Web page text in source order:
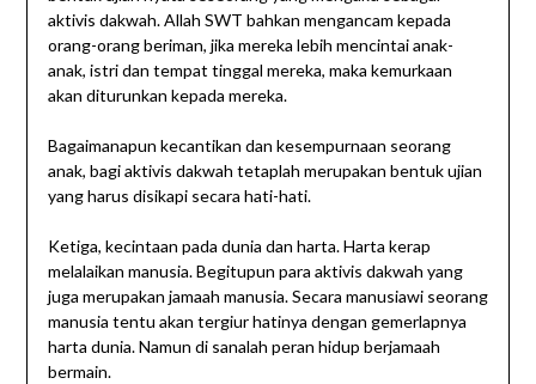
aktivis dakwah. Allah SWT bahkan mengancam kepada
orang-orang beriman, jika mereka lebih mencintai anak-
anak, istri dan tempat tinggal mereka, maka kemurkaan
akan diturunkan kepada mereka.
Bagaimanapun kecantikan dan kesempurnaan seorang
anak, bagi aktivis dakwah tetaplah merupakan bentuk ujian
yang harus disikapi secara hati-hati.
Ketiga, kecintaan pada dunia dan harta. Harta kerap
melalaikan manusia. Begitupun para aktivis dakwah yang
juga merupakan jamaah manusia. Secara manusiawi seorang
manusia tentu akan tergiur hatinya dengan gemerlapnya
harta dunia. Namun di sanalah peran hidup berjamaah
bermain.